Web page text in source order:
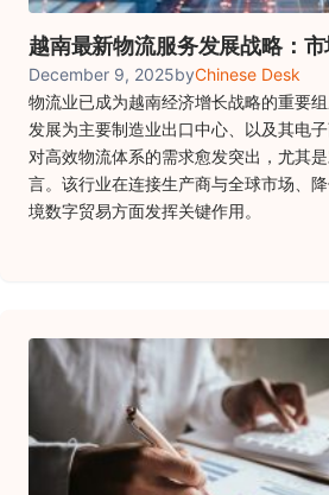
越南最新物流服务发展战略：
December 9, 2025byChinese Desk
物流业已成为越南经济增长战略的重要
发展为主要制造业出口中心、以及其电
对高效物流体系的需求愈发突出，尤其
言。该行业在连接生产商与全球市场、
境数字贸易方面发挥关键作用。